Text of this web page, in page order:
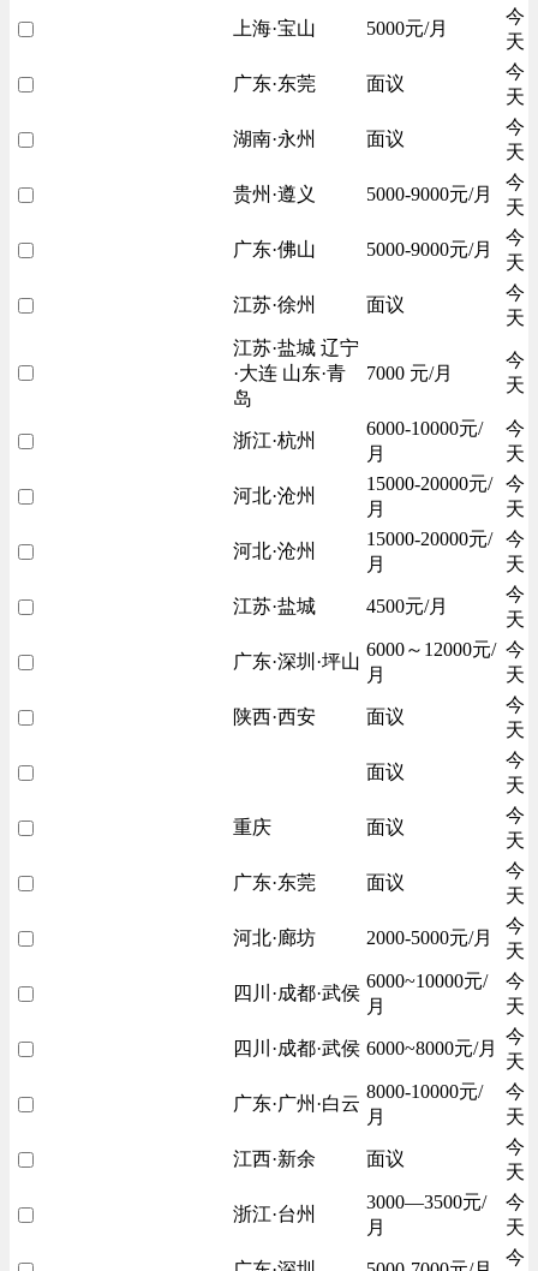
上海·宝山 5000元/月
今
天
广东·东莞 面议
今
天
湖南·永州 面议
今
天
贵州·遵义 5000-9000元/月
今
天
广东·佛山 5000-9000元/月
今
天
江苏·徐州 面议
今
天
江苏·盐城 辽宁
·大连 山东·青
岛
7000 元/月
今
天
浙江·杭州
6000-10000元/
月
今
天
河北·沧州
15000-20000元/
月
今
天
河北·沧州
15000-20000元/
月
今
天
江苏·盐城 4500元/月
今
天
广东·深圳·坪山
6000～12000元/
月
今
天
陕西·西安 面议
今
天
面议
今
天
重庆 面议
今
天
广东·东莞 面议
今
天
河北·廊坊 2000-5000元/月
今
天
四川·成都·武侯
6000~10000元/
月
今
天
四川·成都·武侯 6000~8000元/月
今
天
广东·广州·白云
8000-10000元/
月
今
天
江西·新余 面议
今
天
浙江·台州
3000—3500元/
月
今
天
今